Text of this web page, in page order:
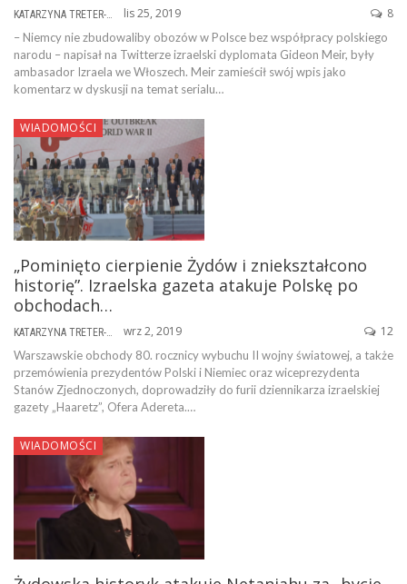
KATARZYNA TRETER-SIERPIŃSKA lis 25, 2019 8
– Niemcy nie zbudowaliby obozów w Polsce bez współpracy polskiego
narodu – napisał na Twitterze izraelski dyplomata Gideon Meir, były
ambasador Izraela we Włoszech. Meir zamieścił swój wpis jako
komentarz w dyskusji na temat serialu…
WIADOMOŚCI
„Pominięto cierpienie Żydów i zniekształcono
historię”. Izraelska gazeta atakuje Polskę po
obchodach…
KATARZYNA TRETER-SIERPIŃSKA wrz 2, 2019 12
Warszawskie obchody 80. rocznicy wybuchu II wojny światowej, a także
przemówienia prezydentów Polski i Niemiec oraz wiceprezydenta
Stanów Zjednoczonych, doprowadziły do furii dziennikarza izraelskiej
gazety „Haaretz”, Ofera Adereta.…
WIADOMOŚCI